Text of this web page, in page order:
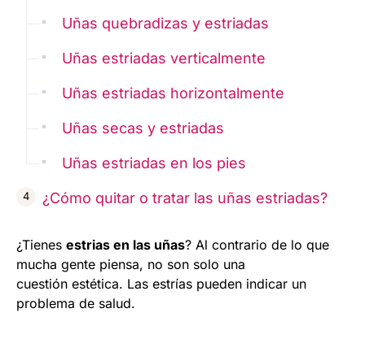
Uñas quebradizas y estriadas
Uñas estriadas verticalmente
Uñas estriadas horizontalmente
Uñas secas y estriadas
Uñas estriadas en los pies
¿Cómo quitar o tratar las uñas estriadas?
¿Tienes estrias en las uñas? Al contrario de lo que
mucha gente piensa, no son solo una
cuestión estética. Las estrías pueden indicar un
problema de salud.